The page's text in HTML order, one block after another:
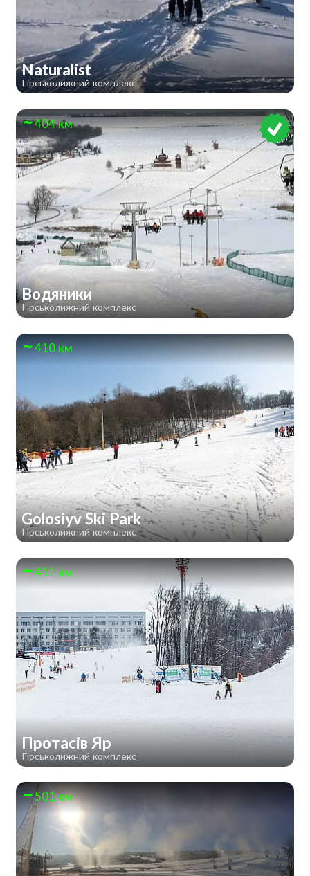
Naturalist
Гірськолижний комплекс
404 км
Водяники
Гірськолижний комплекс
410 км
Golosiyv Ski Park
Гірськолижний комплекс
411 км
Протасів Яр
Гірськолижний комплекс
501 км